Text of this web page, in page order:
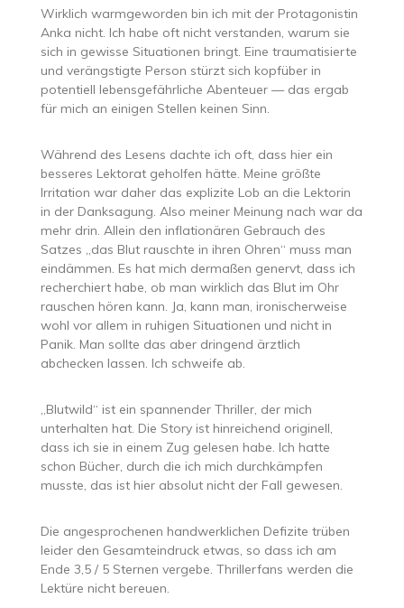
Wirklich warmgeworden bin ich mit der Protagonistin
Anka nicht. Ich habe oft nicht verstanden, warum sie
sich in gewisse Situationen bringt. Eine traumatisierte
und verängstigte Person stürzt sich kopfüber in
potentiell lebensgefährliche Abenteuer — das ergab
für mich an einigen Stellen keinen Sinn.
Während des Lesens dachte ich oft, dass hier ein
besseres Lektorat geholfen hätte. Meine größte
Irritation war daher das explizite Lob an die Lektorin
in der Danksagung. Also meiner Meinung nach war da
mehr drin. Allein den inflationären Gebrauch des
Satzes „das Blut rauschte in ihren Ohren“ muss man
eindämmen. Es hat mich dermaßen genervt, dass ich
recherchiert habe, ob man wirklich das Blut im Ohr
rauschen hören kann. Ja, kann man, ironischerweise
wohl vor allem in ruhigen Situationen und nicht in
Panik. Man sollte das aber dringend ärztlich
abchecken lassen. Ich schweife ab.
„Blutwild“ ist ein spannender Thriller, der mich
unterhalten hat. Die Story ist hinreichend originell,
dass ich sie in einem Zug gelesen habe. Ich hatte
schon Bücher, durch die ich mich durchkämpfen
musste, das ist hier absolut nicht der Fall gewesen.
Die angesprochenen handwerklichen Defizite trüben
leider den Gesamteindruck etwas, so dass ich am
Ende 3,5 / 5 Sternen vergebe. Thrillerfans werden die
Lektüre nicht bereuen.